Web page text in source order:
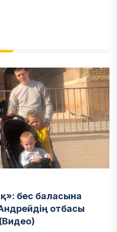
бес баласына
отбасы
(Видео)